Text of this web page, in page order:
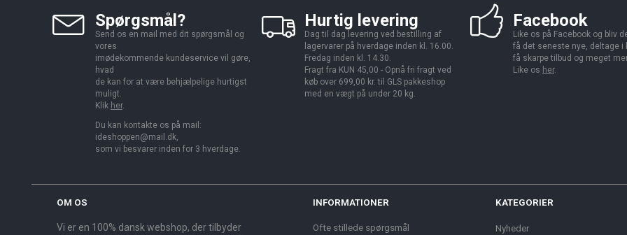
Spørgsmål?
Send os en mail med dit spørgsmål og
vores
imødekommende kundeservice vil gøre,
hvad
de kan for at være behjælpelige hurtigst
muligt.
Klik her.
Du kan kontakte os på mail:
ideshoppen@mail.dk,
som vi besvarer inden for 3 hverdage.
Hurtig levering
Dag til dag levering ved bestilling af
lagervarer på hverdage inden kl. 16.00.
Fredag inden kl. 14.30.
Fragt fra KUN 45,00 - Opnå fri fragt ved
køb over 699,00 kr. til GLS pakkeshop
med en vægt på under 20 kg.
Facebook
Like os på Facebook og bliv
få det seneste nye, deltage i
få skarpe tilbud og meget
Like os her.
OM OS
Vi er en 100% dansk webshop, der tilbyder
INFORMATIONER
Ofte stillede spørgsmål
KATEGORIER
Nyheder